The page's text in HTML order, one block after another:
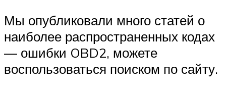
Мы опубликовали много статей о
наиболее распространенных кодах
— ошибки OBD2, можете
воспользоваться поиском по сайту.